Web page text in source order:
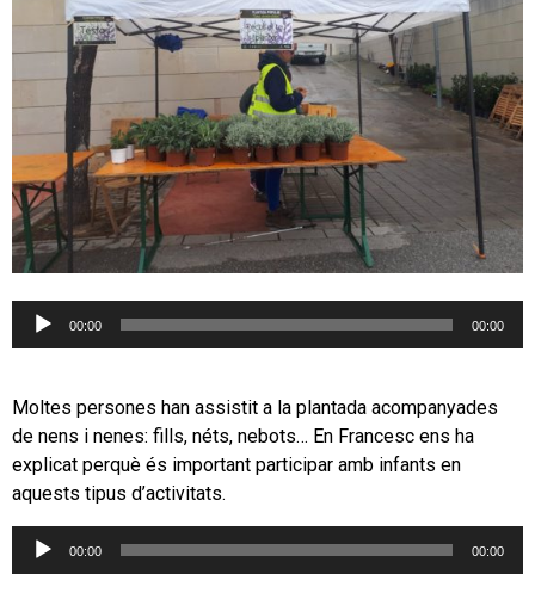
Reproductor
00:00 00:00
Moltes persones han assistit a la plantada acompanyades
de nens i nenes: fills, néts, nebots… En Francesc ens ha
explicat perquè és important participar amb infants en
aquests tipus d’activitats.
Reproductor
00:00 00:00